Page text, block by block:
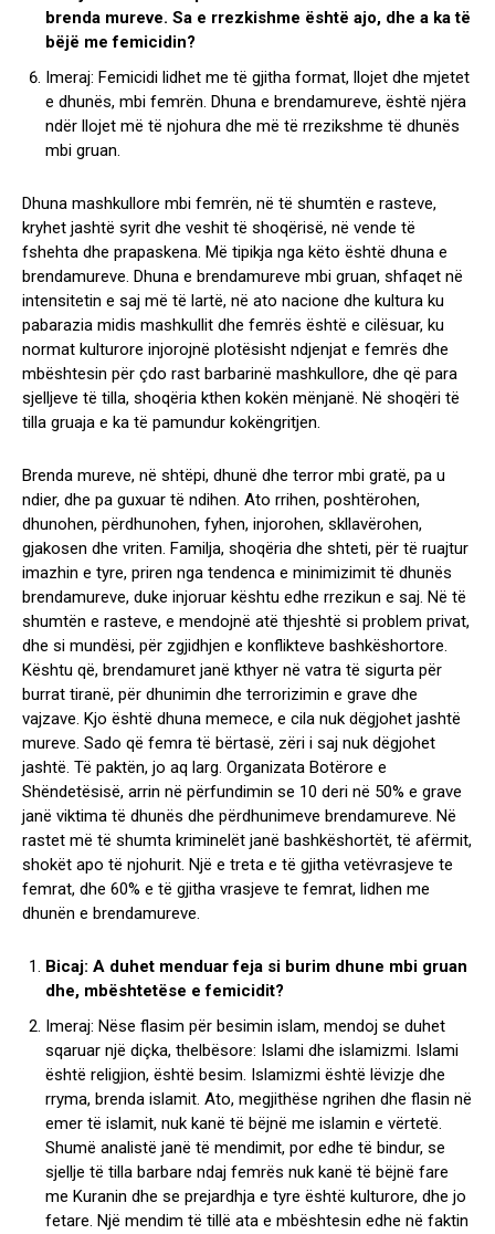
brenda mureve. Sa e rrezkishme është ajo, dhe a ka të
bëjë me femicidin?
Imeraj: Femicidi lidhet me të gjitha format, llojet dhe mjetet
e dhunës, mbi femrën. Dhuna e brendamureve, është njëra
ndër llojet më të njohura dhe më të rrezikshme të dhunës
mbi gruan.
Dhuna mashkullore mbi femrën, në të shumtën e rasteve,
kryhet jashtë syrit dhe veshit të shoqërisë, në vende të
fshehta dhe prapaskena. Më tipikja nga këto është dhuna e
brendamureve. Dhuna e brendamureve mbi gruan, shfaqet në
intensitetin e saj më të lartë, në ato nacione dhe kultura ku
pabarazia midis mashkullit dhe femrës është e cilësuar, ku
normat kulturore injorojnë plotësisht ndjenjat e femrës dhe
mbështesin për çdo rast barbarinë mashkullore, dhe që para
sjelljeve të tilla, shoqëria kthen kokën mënjanë. Në shoqëri të
tilla gruaja e ka të pamundur kokëngritjen.
Brenda mureve, në shtëpi, dhunë dhe terror mbi gratë, pa u
ndier, dhe pa guxuar të ndihen. Ato rrihen, poshtërohen,
dhunohen, përdhunohen, fyhen, injorohen, skllavërohen,
gjakosen dhe vriten. Familja, shoqëria dhe shteti, për të ruajtur
imazhin e tyre, priren nga tendenca e minimizimit të dhunës
brendamureve, duke injoruar kështu edhe rrezikun e saj. Në të
shumtën e rasteve, e mendojnë atë thjeshtë si problem privat,
dhe si mundësi, për zgjidhjen e konflikteve bashkëshortore.
Kështu që, brendamuret janë kthyer në vatra të sigurta për
burrat tiranë, për dhunimin dhe terrorizimin e grave dhe
vajzave. Kjo është dhuna memece, e cila nuk dëgjohet jashtë
mureve. Sado që femra të bërtasë, zëri i saj nuk dëgjohet
jashtë. Të paktën, jo aq larg. Organizata Botërore e
Shëndetësisë, arrin në përfundimin se 10 deri në 50% e grave
janë viktima të dhunës dhe përdhunimeve brendamureve. Në
rastet më të shumta kriminelët janë bashkëshortët, të afërmit,
shokët apo të njohurit. Një e treta e të gjitha vetëvrasjeve te
femrat, dhe 60% e të gjitha vrasjeve te femrat, lidhen me
dhunën e brendamureve.
Bicaj: A duhet menduar feja si burim dhune mbi gruan
dhe, mbështetëse e femicidit?
Imeraj: Nëse flasim për besimin islam, mendoj se duhet
sqaruar një diçka, thelbësore: Islami dhe islamizmi. Islami
është religjion, është besim. Islamizmi është lëvizje dhe
rryma, brenda islamit. Ato, megjithëse ngrihen dhe flasin në
emer të islamit, nuk kanë të bëjnë me islamin e vërtetë.
Shumë analistë janë të mendimit, por edhe të bindur, se
sjellje të tilla barbare ndaj femrës nuk kanë të bëjnë fare
me Kuranin dhe se prejardhja e tyre është kulturore, dhe jo
fetare. Një mendim të tillë ata e mbështesin edhe në faktin